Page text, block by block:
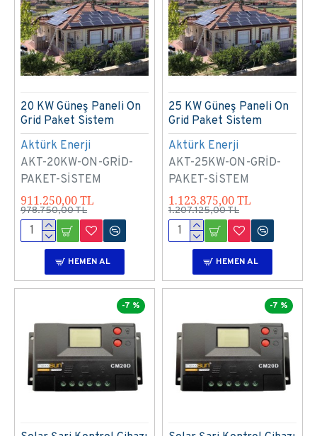
Aktürk Enerji
AKT-20KW-ON-GRİD-
PAKET-SİSTEM
20 KW Güneş Paneli On
Grid Paket Sistem
911.250,00 TL
978.750,00 TL
HEMEN AL
Aktürk Enerji
AKT-25KW-ON-GRİD-
PAKET-SİSTEM
25 KW Güneş Paneli On
Grid Paket Sistem
1.123.875,00 TL
1.207.125,00 TL
HEMEN AL
-7 % -7 %